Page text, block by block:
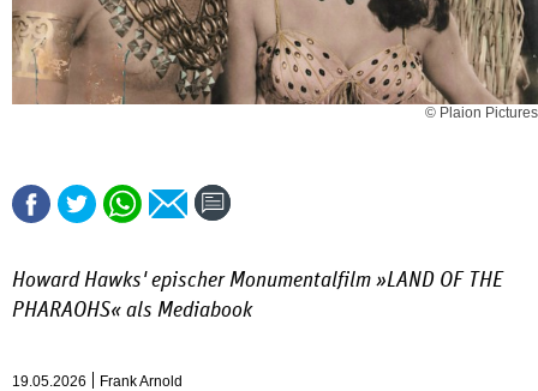
© Plaion Pictures
Howard Hawks' epischer Monumentalfilm »LAND OF THE
PHARAOHS« als Mediabook
19.05.2026 Frank Arnold